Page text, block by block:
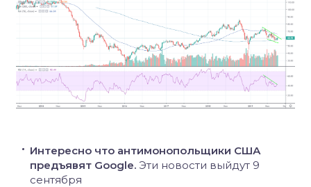
Интересно что антимонопольщики США
предъявят Google. Эти новости выйдут 9
сентября